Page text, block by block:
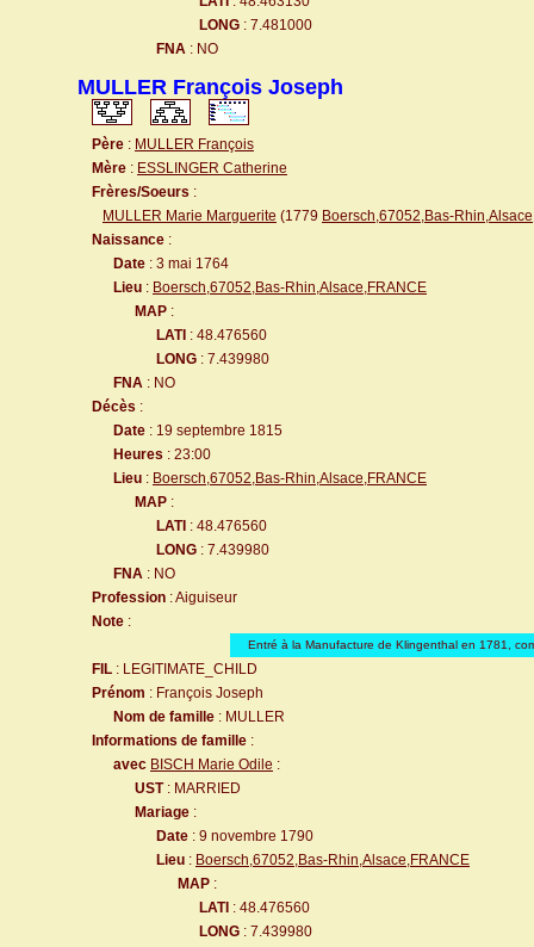
LONG : 7.481000
FNA : NO
MULLER François Joseph
Père : MULLER François
Mère : ESSLINGER Catherine
Frères/Soeurs :
MULLER Marie Marguerite (1779 Boersch,67052,Bas-
Naissance :
Date : 3 mai 1764
Lieu : Boersch,67052,Bas-Rhin,Alsace,FRANCE
MAP :
LATI : 48.476560
LONG : 7.439980
FNA : NO
Décès :
Date : 19 septembre 1815
Heures : 23:00
Lieu : Boersch,67052,Bas-Rhin,Alsace,FRANCE
MAP :
LATI : 48.476560
LONG : 7.439980
FNA : NO
Profession : Aiguiseur
Note :
Entré à la Manufacture de Klingenthal en 1781,
FIL : LEGITIMATE_CHILD
Prénom : François Joseph
Nom de famille : MULLER
Informations de famille :
avec BISCH Marie Odile :
UST: MARRIED
Mariage :
Date : 9 novembre 1790
Lieu : Boersch,67052,Bas-Rhin,Alsace,FRANCE
MAP :
LATI : 48.476560
LONG : 7.439980